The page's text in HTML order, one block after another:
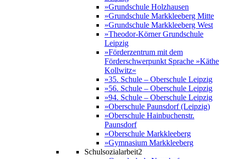
»Grundschule Holzhausen
»Grundschule Markkleeberg Mitte
»Grundschule Markkleeberg West
»Theodor-Körner Grundschule
Leipzig
»Förderzentrum mit dem
Förderschwerpunkt Sprache »Käthe
Kollwitz«
»35. Schule – Oberschule Leipzig
»56. Schule – Oberschule Leipzig
»94. Schule – Oberschule Leipzig
»Oberschule Paunsdorf (Leipzig)
»Oberschule Hainbuchenstr.
Paunsdorf
»Oberschule Markkleeberg
»Gymnasium Markkleeberg
Schulsozialarbeit2